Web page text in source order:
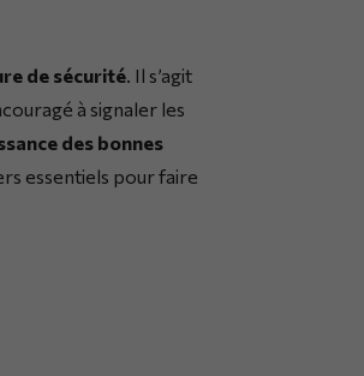
de sécurité . Il s’agit
à signaler les
des bonnes
essentiels pour faire